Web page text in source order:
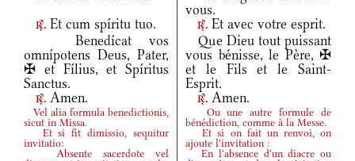
vous.
r. Et cum spíritu tuo. r. Et avec votre esprit.
Benedícat vos
omnípotens Deus, Pater,
✠ et Fílius, et Spíritus
Sanctus.
Que Dieu tout puissant
vous bénisse, le Père, ✠
et le Fils et le Saint-
Esprit.
r. Amen. r. Amen.
Vel alia formula benedictionis,
sicut in Missa.
Ou une autre formule de
bénédiction, comme à la Messe.
Et si fit dimissio, sequitur
invitatio:
Et si on fait un renvoi, on
ajoute l'invitation :
Absente sacerdote vel En l'absence d'un diacre ou